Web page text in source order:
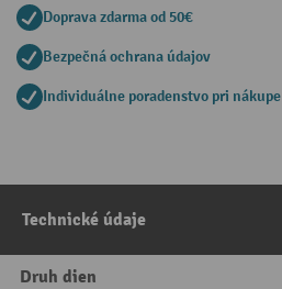
Doprava zdarma od 50€
Bezpečná ochrana údajov
Individuálne poradenstvo pri nákupe
Technické údaje
Druh dien